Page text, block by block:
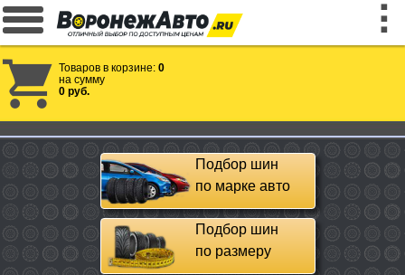
Товаров в корзине: 0
на сумму
0 руб.
Подбор шин
по марке авто
Подбор шин
по размеру